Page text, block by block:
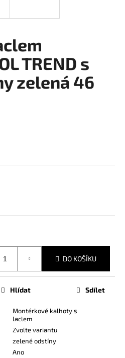
TREND s
zelená 46
DO KOŠÍKU
Montérkové kalhoty s
laclem
Zvolte variantu
zelené odstíny
Ano
Hlídat Sdílet